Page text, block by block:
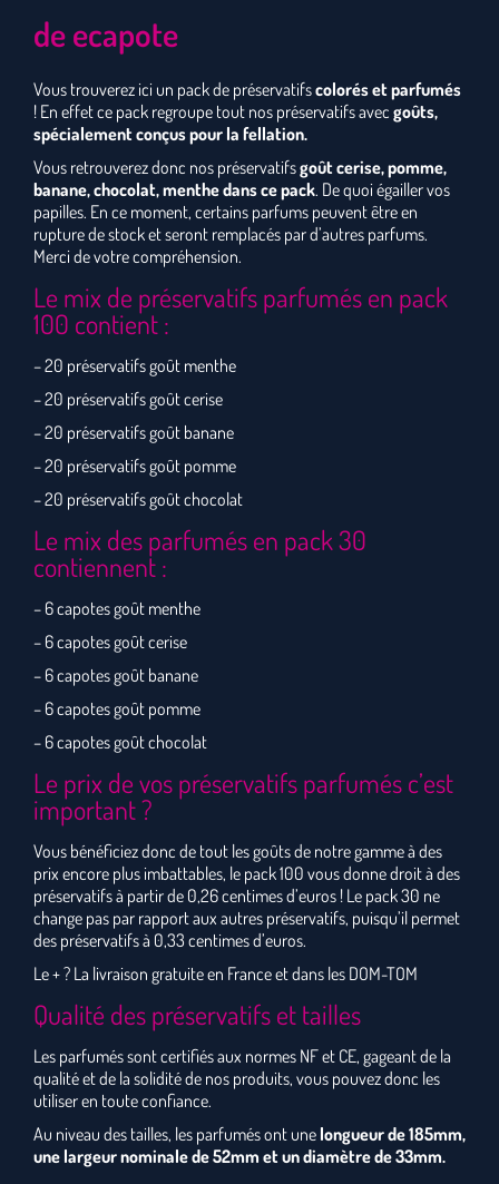
de ecapote
Vous trouverez ici un pack de préservatifscolorés et parfumés
! En effet ce pack regroupe tout nos préservatifs avec goûts,
spécialement conçus pour la fellation.
Vous retrouverez donc nos préservatifsgoût cerise, pomme,
banane, chocolat, menthe dans ce pack. De quoi égailler vos
papilles. En ce moment, certains parfums peuvent être en
rupture de stock et seront remplacés par d’autres parfums.
Merci de votre compréhension.
Le mix de préservatifs parfumés en pack
100 contient :
– 20 préservatifs goût menthe
– 20 préservatifs goût cerise
– 20 préservatifs goût banane
– 20 préservatifs goût pomme
– 20 préservatifs goût chocolat
Le mix des parfumés en pack 30
contiennent :
– 6 capotes goût menthe
– 6 capotes goût cerise
– 6 capotes goût banane
– 6 capotes goût pomme
– 6 capotes goût chocolat
Le prix de vos préservatifs parfumés c’est
important ?
Vous bénéficiez donc de tout les goûts de notre gamme à des
prix encore plus imbattables, le pack 100 vous donne droit à des
préservatifs à partir de 0,26 centimes d’euros ! Le pack 30 ne
change pas par rapport aux autres préservatifs, puisqu’il permet
des préservatifs à 0,33 centimes d’euros.
Le + ? La livraison gratuite en France et dans les DOM-TOM
Qualité des préservatifs et tailles
Les parfumés sont certifiés aux normes NF et CE, gageant de la
qualité et de la solidité de nos produits, vous pouvez donc les
utiliser en toute confiance.
Au niveau des tailles, les parfumés ont une longueur de 185mm,
une largeur nominale de 52mm et un diamètre de 33mm.